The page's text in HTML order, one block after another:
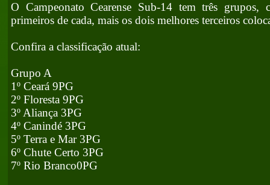
O Campeonato Cearense Sub-14 tem três grupos,
primeiros de cada, mais os dois melhores terceiros
Confira a classificação atual:
Grupo A
1º Ceará 9PG
2º Floresta 9PG
3º Aliança 3PG
4º Canindé 3PG
5º Terra e Mar 3PG
6º Chute Certo 3PG
7º Rio Branco0PG